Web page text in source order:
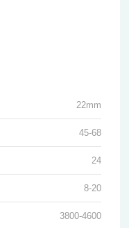
22mm
45-68
24
8-20
3800-4600